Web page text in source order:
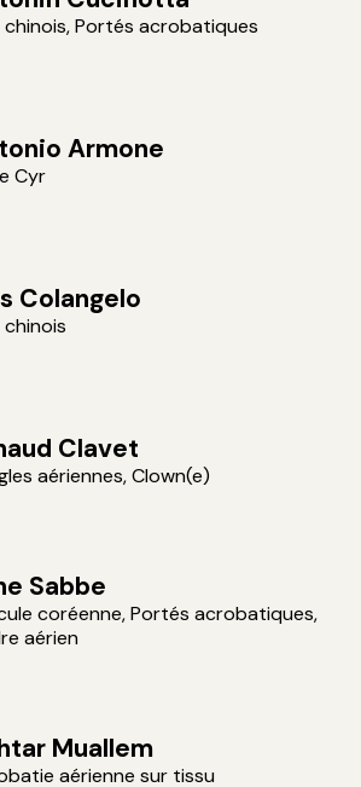
Portés acrobatiques
Armone
Cyr
Colangelo
Clavet
aériennes, Clown(e)
Sabbe
coréenne, Portés acrobatiques,
aérien
Muallem
aérienne sur tissu